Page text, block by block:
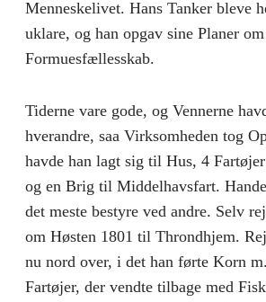
Menneskelivet. Hans Tanker bleve
uklare, og han opgav sine Planer om
Formuesfællesskab.
Tiderne vare gode, og Vennerne
hverandre, saa Virksomheden tog
havde han lagt sig til Hus, 4
og en Brig til Middelhavsfart.
det meste bestyre ved andre. Selv
om Høsten 1801 til Throndhjem.
nu nord over, i det han førte Korn
Fartøjer, der vendte tilbage med